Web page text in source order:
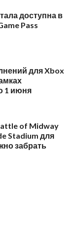
доступна в
Pass
для Xbox
1 июня
of Midway
Stadium для
забрать